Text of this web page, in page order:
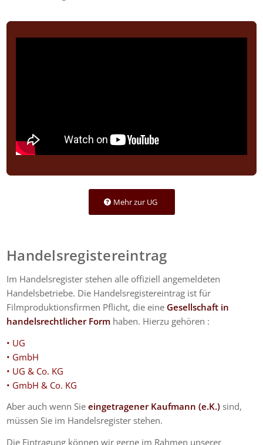
Mehr zur UG
Handelsregistereintrag
Im Handelsregister stehen alle offiziell angemeldeten
Handelsbetriebe. Die Handelsregistereintrag ist für
Filmproduktionsfirmen Pflicht, die eine Gesellschaft in
handelsrechtlicher Form haben. Hierzu gehören :
• UG
• GmbH
• UG & Co. KG
• GmbH & Co. KG
Aber auch wenn Sieeingetragener Kaufmann (e.K.) sind,
müssen Sie im Handelsregister stehen.
Die Eintragung können wir gerne im Rahmen unserer